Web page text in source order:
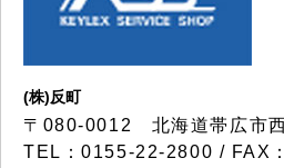
(株)反町
〒080-0012 北海道帯広市
TEL：0155-22-2800 / FAX